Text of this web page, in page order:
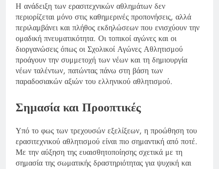
Η ανάδειξη των ερασιτεχνικών αθλημάτων δεν
περιορίζεται μόνο στις καθημερινές προπονήσεις, αλλά
περιλαμβάνει και πλήθος εκδηλώσεων που ενισχύουν την
ομαδική πνευματικότητα. Οι τοπικοί αγώνες και οι
διοργανώσεις όπως οι Σχολικοί Αγώνες Αθλητισμού
προάγουν την συμμετοχή των νέων και τη δημιουργία
νέων ταλέντων, πατώντας πάνω στη βάση των
παραδοσιακών αξιών του ελληνικού αθλητισμού.
Σημασία και Προοπτικές
Υπό το φως των τρεχουσών εξελίξεων, η προώθηση του
ερασιτεχνικού αθλητισμού είναι πιο σημαντική από ποτέ.
Με την αύξηση της ευαισθητοποίησης σχετικά με τη
σημασία της σωματικής δραστηριότητας για ψυχική και